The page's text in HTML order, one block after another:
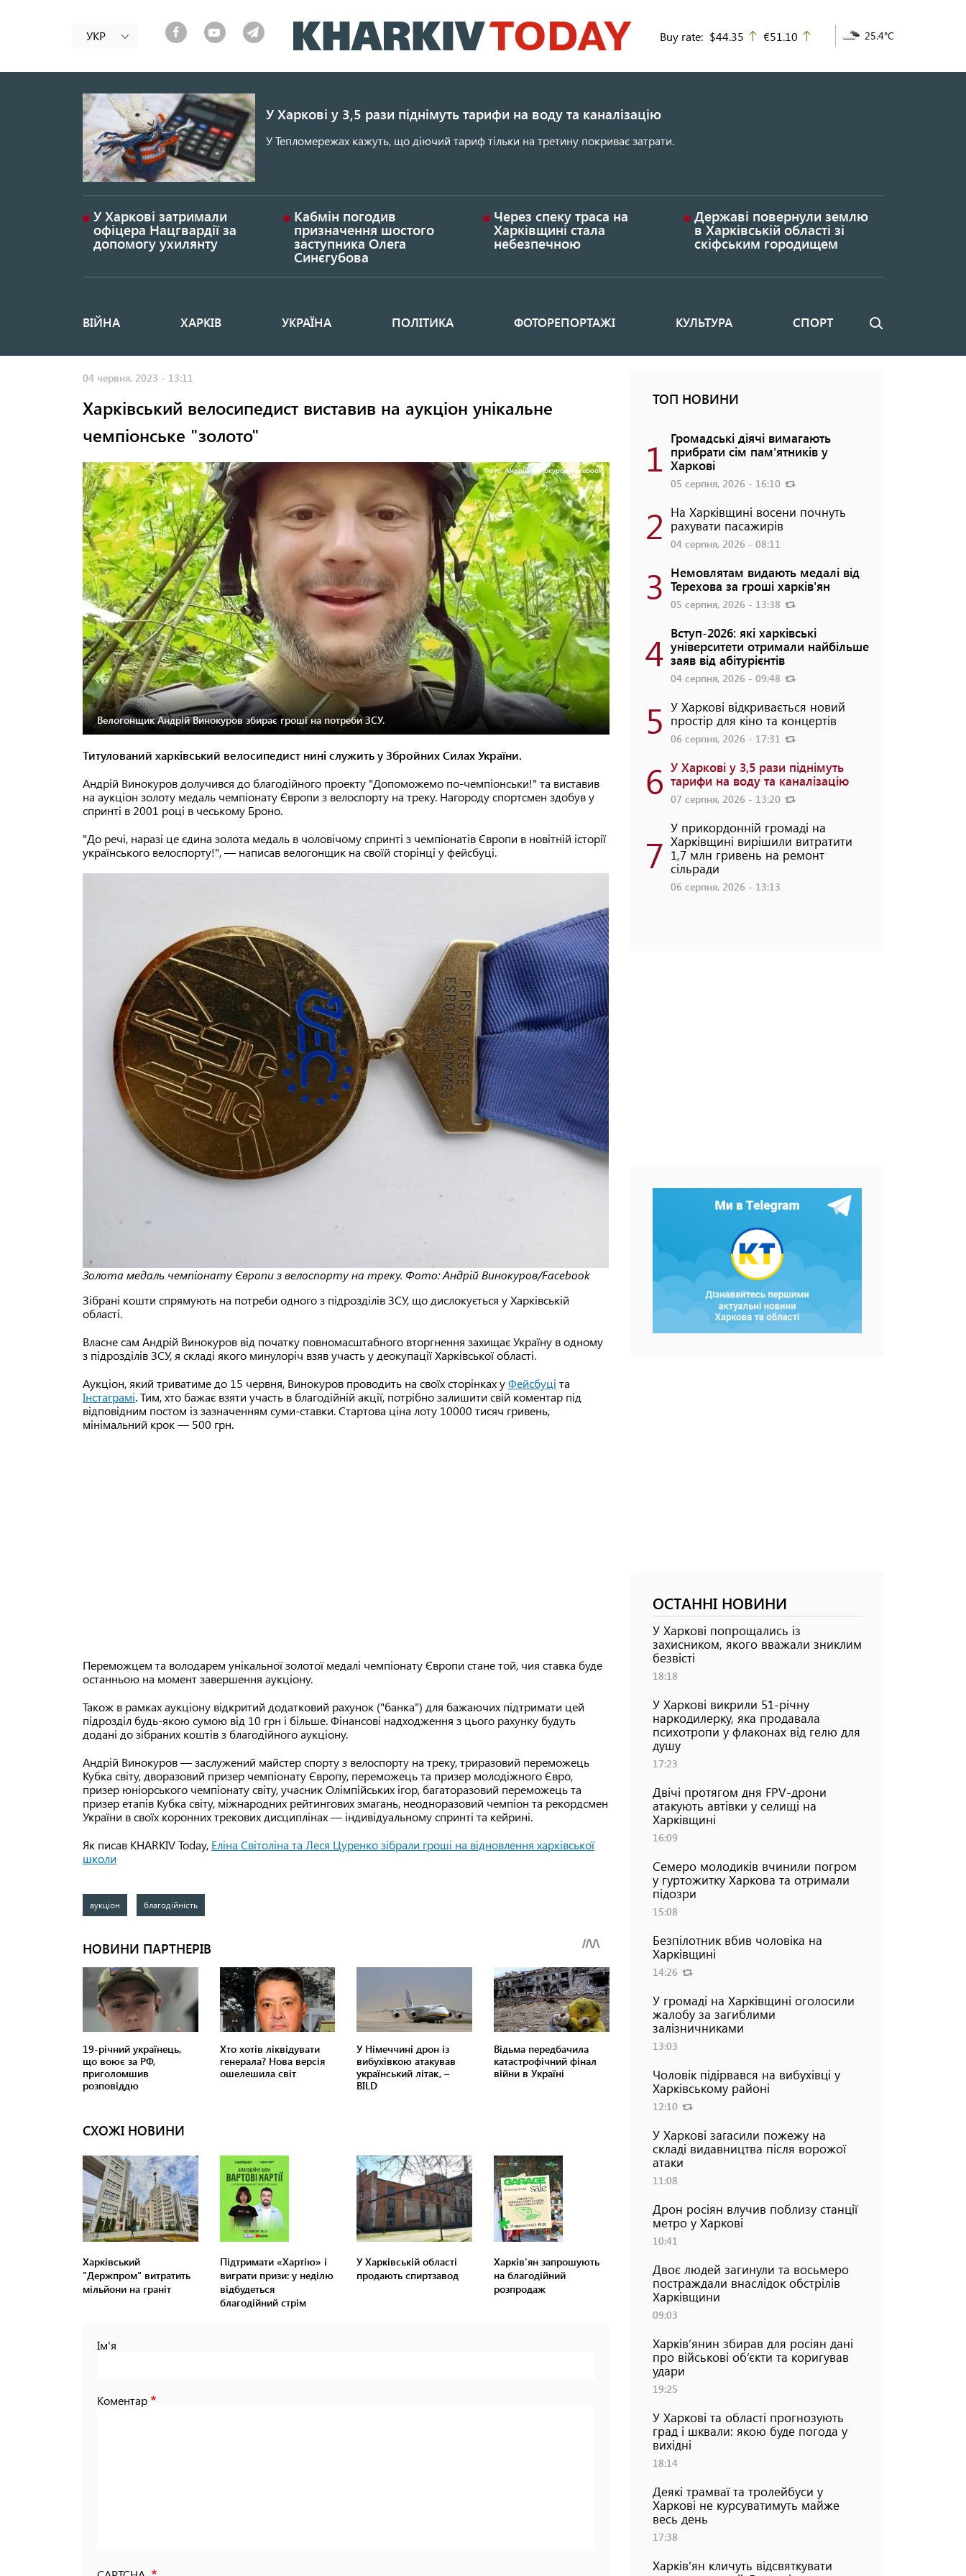
до
основного
УКР Buy rate: $44.35 up
€51.10 25.4°C
У Харкові у 3,5 рази піднімуть тарифи на воду та каналізацію
У Тепломережах кажуть, що діючий тариф тільки на третину покриває затрати.
У Харкові затримали
офіцера Нацгвардії за
допомогу ухилянту
Кабмін погодив
призначення шостого
заступника Олега
Синєгубова
Через спеку траса на
Харківщині стала
небезпечною
Державі повернули землю
в Харківській області зі
скіфським городищем
Основная
ВІЙНА ХАРКІВ УКРАЇНА ПОЛІТИКА ФОТОРЕПОРТАЖІ КУЛЬТУРА СПОРТ Пошук
04 червня, 2023 - 13:11
Харківський велосипедист виставив на аукціон унікальне
чемпіонське "золото"
Фото: Андрій Винокуров/Facebook
Велогонщик Андрій Винокуров збирає гроші на потреби ЗСУ.
Титулований харківський велосипедист нині служить у Збройних Силах України.
Андрій Винокуров долучився до благодійного проекту "Допоможемо по-чемпіонськи!" та виставив
на аукціон золоту медаль чемпіонату Європи з велоспорту на треку. Нагороду спортсмен здобув у
спринті в 2001 році в чеському Броно.
"До речі, наразі це єдина золота медаль в чоловічому спринті з чемпіонатів Європи в новітній історії
українського велоспорту!", — написав велогонщик на своїй сторінці у фейсбуці.
Золота медаль чемпіонату Європи з велоспорту на треку. Фото: Андрій Винокуров/Facebook
Зібрані кошти спрямують на потреби одного з підрозділів ЗСУ, що дислокується у Харківській
області.
Власне сам Андрій Винокуров від початку повномасштабного вторгнення захищає Україну в одному
з підрозділів ЗСУ, я складі якого минулоріч взяв участь у деокупації Харківської області.
Аукціон, який триватиме до 15 червня, Винокуров проводить на своїх сторінках уФейсбуці та
Інстаграмі. Тим, хто бажає взяти участь в благодійній акції, потрібно залишити свій коментар під
відповідним постом із зазначенням суми-ставки. Стартова ціна лоту 10000 тисяч гривень,
мінімальний крок — 500 грн.
Переможцем та володарем унікальної золотої медалі чемпіонату Європи стане той, чия ставка буде
останньою на момент завершення аукціону.
Також в рамках аукціону відкритий додатковий рахунок ("банка") для бажаючих підтримати цей
підрозділ будь-якою сумою від 10 грн і більше. Фінансові надходження з цього рахунку будуть
додані до зібраних коштів з благодійного аукціону.
Андрій Винокуров — заслужений майстер спорту з велоспорту на треку, триразовий переможець
Кубка світу, дворазовий призер чемпіонату Європу, переможець та призер молодіжного Євро,
призер юніорського чемпіонату світу, учасник Олімпійських ігор, багаторазовий переможець та
призер етапів Кубка світу, міжнародних рейтингових змагань, неодноразовий чемпіон та рекордсмен
України в своїх коронних трекових дисциплінах — індивідуальному спринті та кейрині.
Як писав KHARKIV Today, Еліна Світоліна та Леся Цуренко зібрали гроші на відновлення харківської
школи
аукціон благодійність
СХОЖІ НОВИНИ
Харківський
"Держпром" витратить
мільйони на граніт
Підтримати «Хартію» і
виграти призи: у неділю
відбудеться
благодійний стрім
У Харківській області
продають спиртзавод
Харків'ян запрошують
на благодійний
розпродаж
Ім'я
Коментар
ТОП НОВИНИ
1 Громадські діячі вимагають
прибрати сім пам'ятників у
Харкові
05 серпня, 2026 - 16:10
2 На Харківщині восени почнуть
рахувати пасажирів
04 серпня, 2026 - 08:11
3 Немовлятам видають медалі від
Терехова за гроші харків'ян
05 серпня, 2026 - 13:38
4 Вступ-2026: які харківські
університети отримали найбільше
заяв від абітурієнтів
04 серпня, 2026 - 09:48
5 У Харкові відкривається новий
простір для кіно та концертів
06 серпня, 2026 - 17:31
6 У Харкові у 3,5 рази піднімуть
тарифи на воду та каналізацію
07 серпня, 2026 - 13:20
7
У прикордонній громаді на
Харківщині вирішили витратити
1,7 млн гривень на ремонт
сільради
06 серпня, 2026 - 13:13
ОСТАННІ НОВИНИ
У Харкові попрощались із
захисником, якого вважали зниклим
безвісті
18:18
У Харкові викрили 51-річну
наркодилерку, яка продавала
психотропи у флаконах від гелю для
душу
17:23
Двічі протягом дня FPV-дрони
атакують автівки у селищі на
Харківщині
16:09
Семеро молодиків вчинили погром
у гуртожитку Харкова та отримали
підозри
15:08
Безпілотник вбив чоловіка на
Харківщині
14:26
У громаді на Харківщині оголосили
жалобу за загиблими
залізничниками
13:03
Чоловік підірвався на вибухівці у
Харківському районі
12:10
У Харкові загасили пожежу на
складі видавництва після ворожої
атаки
11:08
Дрон росіян влучив поблизу станції
метро у Харкові
10:41
Двоє людей загинули та восьмеро
постраждали внаслідок обстрілів
Харківщини
09:03
Харків’янин збирав для росіян дані
про військові об’єкти та коригував
удари
19:25
У Харкові та області прогнозують
град і шквали: якою буде погода у
вихідні
18:14
Деякі трамваї та тролейбуси у
Харкові не курсуватимуть майже
весь день
17:38
Харків'ян кличуть відсвяткувати